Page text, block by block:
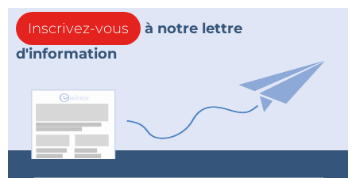
Inscrivez-vous
à notre lettre
d'information